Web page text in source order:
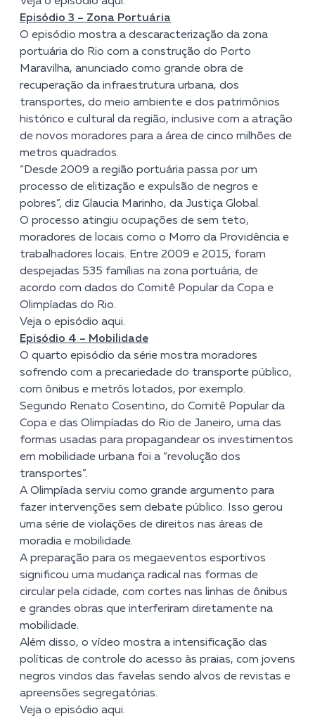
Episódio 3 – Zona Portuária
O episódio mostra a descaracterização da zona
portuária do Rio com a construção do Porto
Maravilha, anunciado como grande obra de
recuperação da infraestrutura urbana, dos
transportes, do meio ambiente e dos patrimônios
histórico e cultural da região, inclusive com a atração
de novos moradores para a área de cinco milhões de
metros quadrados.
“Desde 2009 a região portuária passa por um
processo de elitização e expulsão de negros e
pobres”, diz Glaucia Marinho, da Justiça Global.
O processo atingiu ocupações de sem teto,
moradores de locais como o Morro da Providência e
trabalhadores locais. Entre 2009 e 2015, foram
despejadas 535 famílias na zona portuária, de
acordo com dados do Comitê Popular da Copa e
Olimpíadas do Rio.
Veja o episódio aqui.
Episódio 4 – Mobilidade
O quarto episódio da série mostra moradores
sofrendo com a precariedade do transporte público,
com ônibus e metrôs lotados, por exemplo.
Segundo Renato Cosentino, do Comitê Popular da
Copa e das Olimpíadas do Rio de Janeiro, uma das
formas usadas para propagandear os investimentos
em mobilidade urbana foi a “revolução dos
transportes”.
A Olimpíada serviu como grande argumento para
fazer intervenções sem debate público. Isso gerou
uma série de violações de direitos nas áreas de
moradia e mobilidade.
A preparação para os megaeventos esportivos
significou uma mudança radical nas formas de
circular pela cidade, com cortes nas linhas de ônibus
e grandes obras que interferiram diretamente na
mobilidade.
Além disso, o vídeo mostra a intensificação das
políticas de controle do acesso às praias, com jovens
negros vindos das favelas sendo alvos de revistas e
apreensões segregatórias.
Veja o episódio aqui.